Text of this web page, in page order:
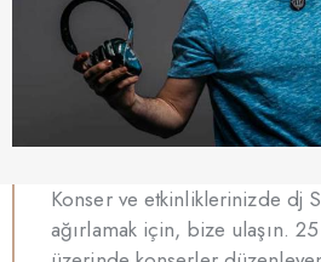
Konser ve etkinliklerinizde dj
ağırlamak için, bize ulaşın.